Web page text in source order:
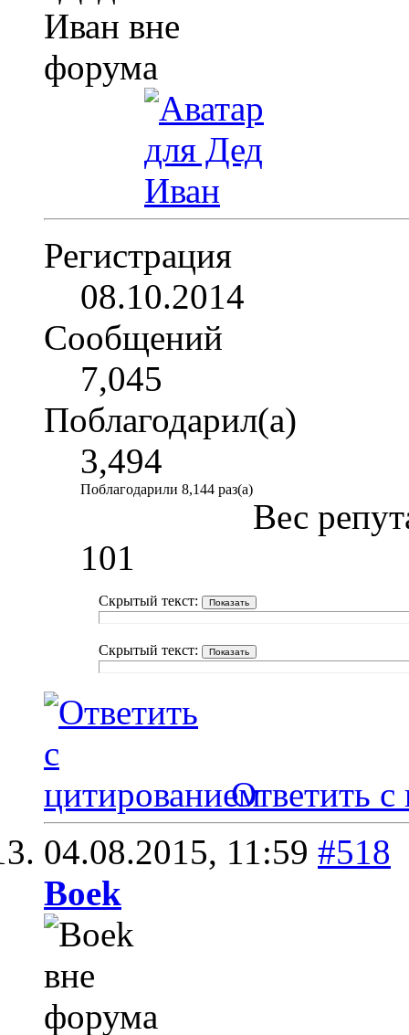
Регистрация
08.10.2014
Сообщений
7,045
Поблагодарил(а)
3,494
Поблагодарили 8,144 раз(а)
Вес
101
Скрытый текст:
Скрытый текст:
Ответить с
04.08.2015, 11:59 #518
Boek